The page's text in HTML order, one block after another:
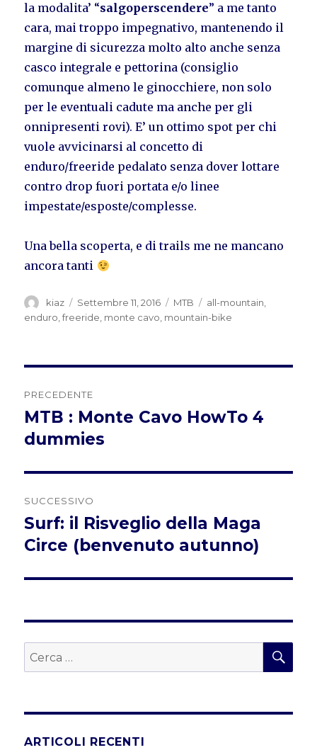
la modalita’ “salgoperscendere” a me tanto
cara, mai troppo impegnativo, mantenendo il
margine di sicurezza molto alto anche senza
casco integrale e pettorina (consiglio
comunque almeno le ginocchiere, non solo
per le eventuali cadute ma anche per gli
onnipresenti rovi). E’ un ottimo spot per chi
vuole avvicinarsi al concetto di
enduro/freeride pedalato senza dover lottare
contro drop fuori portata e/o linee
impestate/esposte/complesse.
Una bella scoperta, e di trails me ne mancano
ancora tanti
Autore
kiaz
Pubblicato
il
Settembre 11, 2016 Categorie
MTB Tag
all-mountain,
enduro,freeride, monte cavo, mountain-bike
articoli
PRECEDENTE
Articolo
precedente:
MTB : Monte Cavo HowTo 4
dummies
SUCCESSIVO
Articolo
successivo:
Surf: il Risveglio della Maga
Circe (benvenuto autunno)
Cerca:
ARTICOLI RECENTI